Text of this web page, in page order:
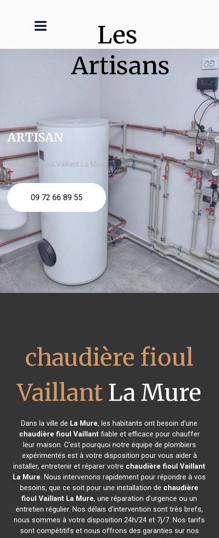
Les
Artisans
ARTISAN
chaudière fioul Vaillant La Mure
09 72 66 89 55
chaudière fioul
Vaillant La Mure
Dans la ville de La Mure, les habitants ont besoin d'une
chaudière fioul Vaillantfiable et efficace pour chauffer
leur maison. C'est pourquoi notre équipe de plombiers
expérimentés est à votre disposition pour vous aider à
installer, entretenir et réparer votre chaudière fioul Vaillant
La Mure. Nous intervenons rapidement pour répondre à vos
besoins, que ce soit pour une installation de chaudière
fioul Vaillant La Mure, une réparation d'urgence ou un
entretien régulier. Nos délais d'intervention sont très brefs,
nous sommes à votre disposition 24h/24 et 7j/7. Nos tarifs
sont compétitifs et nous offrons des garanties sur nos